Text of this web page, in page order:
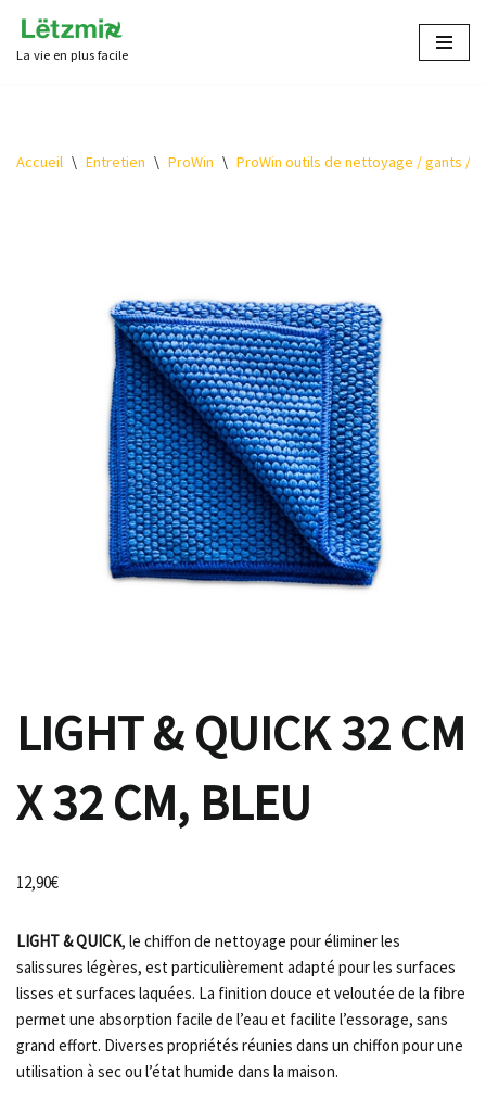
Aller
La vie en plus facile
Accueil \ Entretien \ ProWin \ ProWin outils de nettoyage / gants /
LIGHT & QUICK 32 CM
X 32 CM, BLEU
12,90€
LIGHT & QUICK, le chiffon de nettoyage pour éliminer les
salissures légères, est particulièrement adapté pour les surfaces
lisses et surfaces laquées. La finition douce et veloutée de la fibre
permet une absorption facile de l’eau et facilite l’essorage, sans
grand effort. Diverses propriétés réunies dans un chiffon pour une
utilisation à sec ou l’état humide dans la maison.